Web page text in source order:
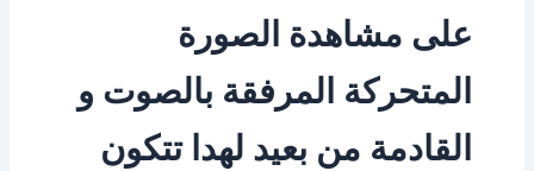
على مشاهدة الصورة
المتحركة المرفقة بالصوت و
القادمة من بعيد لهدا تتكون